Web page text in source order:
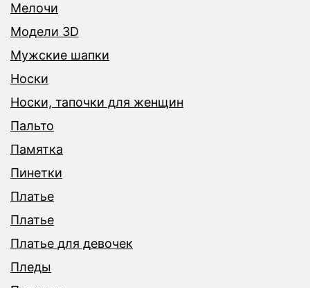
Мелочи
Модели 3D
Мужские шапки
Носки
Носки, тапочки для женщин
Пальто
Памятка
Пинетки
Платье
Платье
Платье для девочек
Пледы